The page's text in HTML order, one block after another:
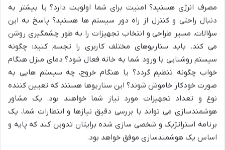
مصرف انرژی هستید؟ امنیت برای شما اولویت دارد؟ یا بیشتر به
دنبال راحتی و کنترل از راه دور سیستم ها هستید؟ پاسخ به این
سؤالات، مسیر طراحی و انتخاب تجهیزات را به طور چشمگیری روشن
می کند. باید سناریوهای مختلف کاربری را تجسم کنید: چگونه
سیستم روشنایی با ورود شما به خانه فعال شود؟ دمای منزل هنگام
خواب چگونه تنظیم گردد؟ یا هنگام خروج، چه سیستم هایی به
صورت خودکار خاموش شوند؟ این سناریوها هستند که تعیین کننده
نوع و تعداد تجهیزات مورد نیاز شما خواهند بود. یک مشاور
هوشمندسازی می تواند با بررسی دقیق نیازها و انتظارات شما، یک
برنامه استراتژیک و شخصی سازی شده برایتان تدوین کند که پایه و
اساس یک هوشمندسازی موفق خواهد بود.